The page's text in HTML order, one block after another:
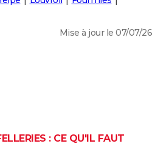
Mise à jour le 07/07/26
: CE QU'IL FAUT